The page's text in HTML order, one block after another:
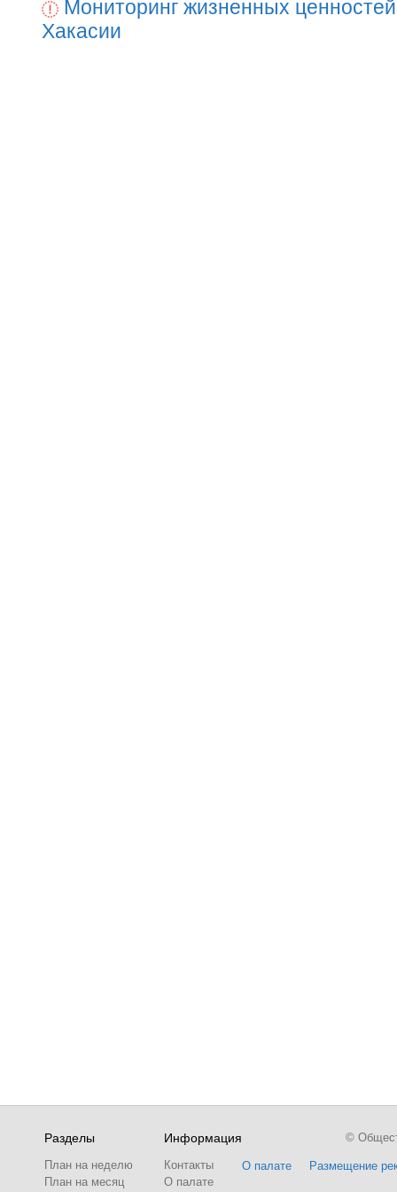
Мониторинг жизненных
Хакасии
Разделы
План на неделю
План на месяц
Информация
Контакты
О палате
О палате Размещение
©